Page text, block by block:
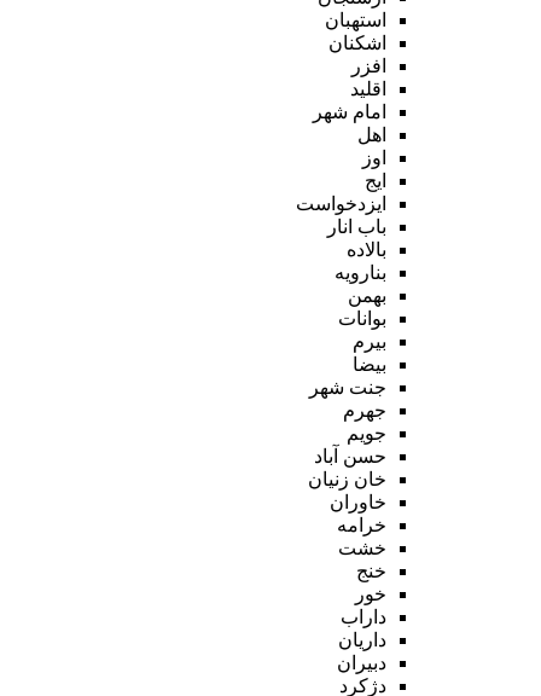
استهبان
اشکنان
افزر
اقلید
امام شهر
اهل
اوز
ایج
ایزدخواست
باب انار
بالاده
بنارویه
بهمن
بوانات
بیرم
بیضا
جنت شهر
جهرم
جویم
حسن آباد
خان زنیان
خاوران
خرامه
خشت
خنج
خور
داراب
داریان
دبیران
دژکرد